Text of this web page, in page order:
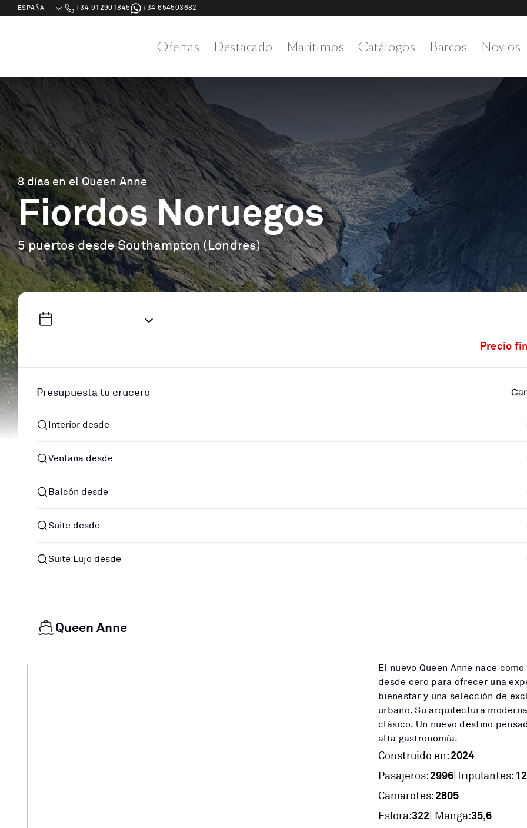
+34 912901845 +34 654503682
Ofertas Destacado Marítimos Catálogos Barcos Novios
8 días en el Queen Anne
Fiordos Noruegos
5 puertos desde Southampton (Londres)
Precio
Presupuesta tu crucero
Interior desde
Ventana desde
Balcón desde
Suite desde
Suite Lujo desde
Queen Anne
El nuevo Queen Anne nace
desde cero para ofrecer una
bienestar y una selección de
urbano. Su arquitectura
clásico. Un nuevo destino
alta gastronomía.
Construido en:2024
Pasajeros:2996|Tripulantes:
Camarotes:2805
Eslora:322| Manga:35,6